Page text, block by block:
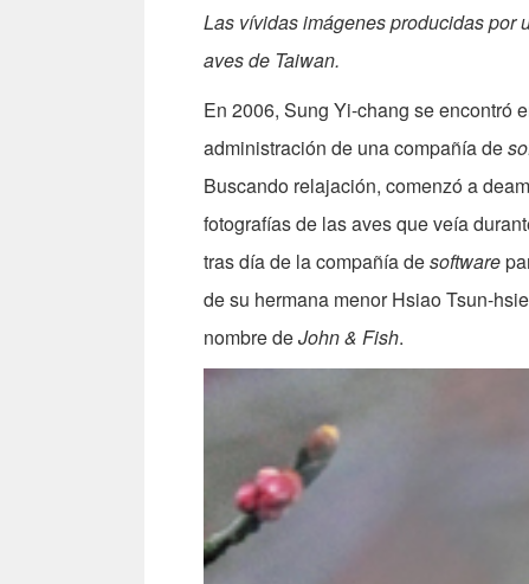
Las vívidas imágenes producidas por
aves de Taiwan.
En 2006, Sung Yi-chang se encontró
administración de una compañía de
Buscando relajación, comenzó a
fotografías de las aves que veía
tras día de la compañía desoftware
de su hermana menor Hsiao Tsun-
nombre deJohn & Fish.